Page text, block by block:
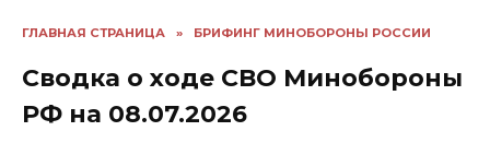
ГЛАВНАЯ СТРАНИЦА » БРИФИНГ МИНОБОРОНЫ РОССИИ
Сводка о ходе СВО Минобороны
РФ на 08.07.2026